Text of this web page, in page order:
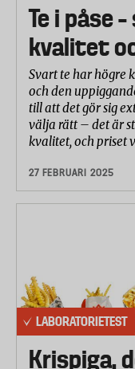
Te i påse
kvalitet
Svart te har högre
och den
till att det gör sig
välja rätt – det är
kvalitet, och priset
27 FEBRUARI 2025
LABORATORIETEST
Krispiga,